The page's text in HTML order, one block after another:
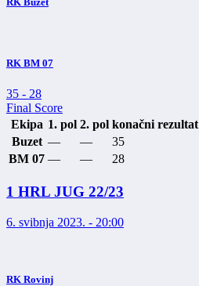
RK BM 07
35 - 28
Final Score
Ekipa 1. pol 2. pol konačni rezultat
Buzet — —
35
BM 07 — — 28
1 HRL JUG 22/23
6. svibnja 2023. - 20:00
RK Rovinj